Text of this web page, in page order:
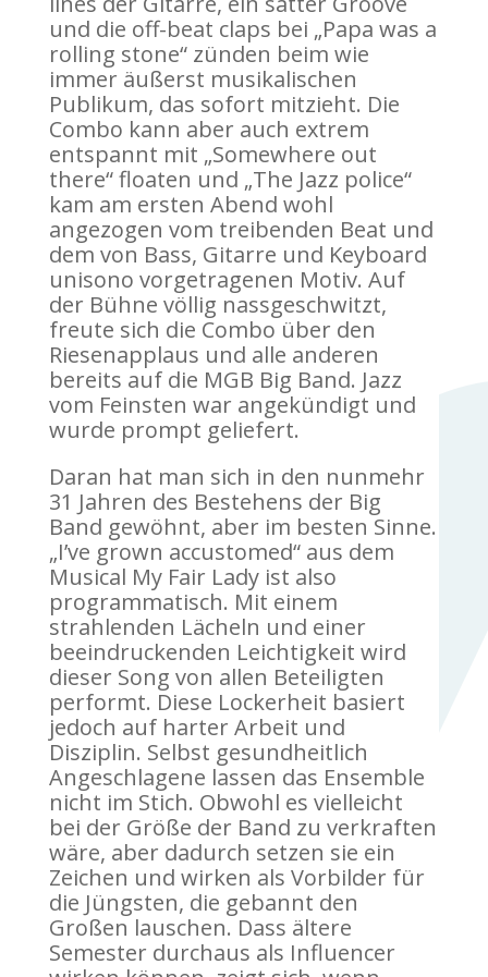
und die off-beat claps bei „Papa was a
rolling stone“ zünden beim wie
immer äußerst musikalischen
Publikum, das sofort mitzieht. Die
Combo kann aber auch extrem
entspannt mit „Somewhere out
there“ floaten und „The Jazz police“
kam am ersten Abend wohl
angezogen vom treibenden Beat und
dem von Bass, Gitarre und Keyboard
unisono vorgetragenen Motiv. Auf
der Bühne völlig nassgeschwitzt,
freute sich die Combo über den
Riesenapplaus und alle anderen
bereits auf die MGB Big Band. Jazz
vom Feinsten war angekündigt und
wurde prompt geliefert.
Daran hat man sich in den nunmehr
31 Jahren des Bestehens der Big
Band gewöhnt, aber im besten Sinne.
„I’ve grown accustomed“ aus dem
Musical My Fair Lady ist also
programmatisch. Mit einem
strahlenden Lächeln und einer
beeindruckenden Leichtigkeit wird
dieser Song von allen Beteiligten
performt. Diese Lockerheit basiert
jedoch auf harter Arbeit und
Disziplin. Selbst gesundheitlich
Angeschlagene lassen das Ensemble
nicht im Stich. Obwohl es vielleicht
bei der Größe der Band zu verkraften
wäre, aber dadurch setzen sie ein
Zeichen und wirken als Vorbilder für
die Jüngsten, die gebannt den
Großen lauschen. Dass ältere
Semester durchaus als Influencer